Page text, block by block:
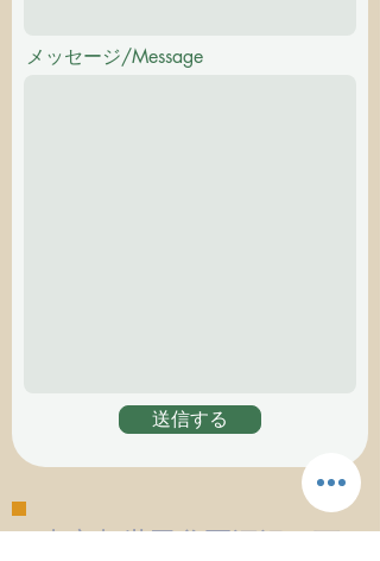
メッセージ/Message
送信する
東京都世田谷区深沢５丁